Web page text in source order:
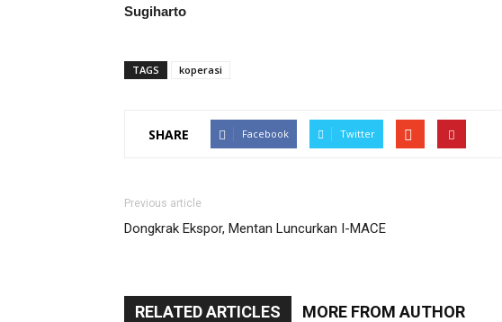
Sugiharto
TAGS koperasi
SHARE Facebook Twitter
Previous article
Dongkrak Ekspor, Mentan Luncurkan I-MACE
RELATED ARTICLES MORE FROM AUTHOR